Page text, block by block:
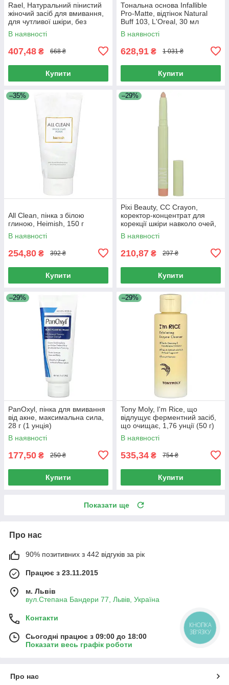
Rael, Натуральний пінистий
жіночий засіб для вмивання,
для чутливої ​​шкіри, без
запаху, 5 рідких унцій (150
мл)
В наявності
407,48 ₴ 668 ₴
Купити
Тональна основа Infallible
Pro-Matte, відтінок Natural
Buff 103, L'Oreal, 30 мл
В наявності
628,91 ₴ 1 031 ₴
Купити
–35%
All Clean, пінка з білою
глиною, Heimish, 150 г
В наявності
254,80 ₴ 392 ₴
Купити
–29%
Pixi Beauty, CC Crayon,
коректор-концентрат для
корекції шкіри навколо очей,
1,2 г (0,04 унції)
В наявності
210,87 ₴ 297 ₴
Купити
–29%
PanOxyl, пінка для вмивання
від акне, максимальна сила,
28 г (1 унція)
В наявності
177,50 ₴ 250 ₴
Купити
–29%
Tony Moly, I'm Rice, що
відлущує ферментний засіб,
що очищає, 1,76 унції (50 г)
В наявності
535,34 ₴ 754 ₴
Купити
Показати ще
Про нас
90% позитивних з 442 відгуків за рік
Працює з 23.11.2015
м. Львів
вул.Степана Бандери 77, Львів, Україна
Контакти
Сьогодні працює з 09:00 до 18:00
Показати весь графік роботи
Про нас
КНОПКА
ЗВ'ЯЗКУ